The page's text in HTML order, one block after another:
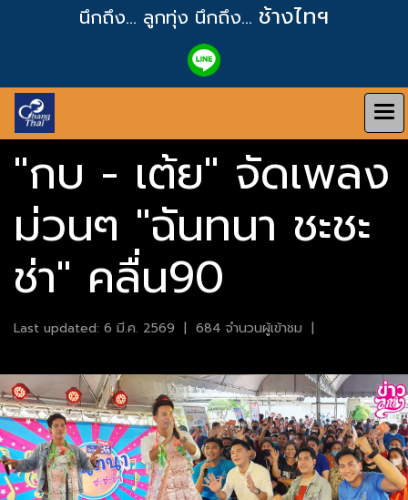
นึกถึง... ลูกทุ่ง นึกถึง... ช้างไทฯ
"กบ - เต้ย" จัดเพลง
ม่วนๆ "ฉันทนา ชะชะ
ช่า" คลื่น90
Last updated: 6 มี.ค. 2569 | 684 จำนวนผู้เข้าชม |